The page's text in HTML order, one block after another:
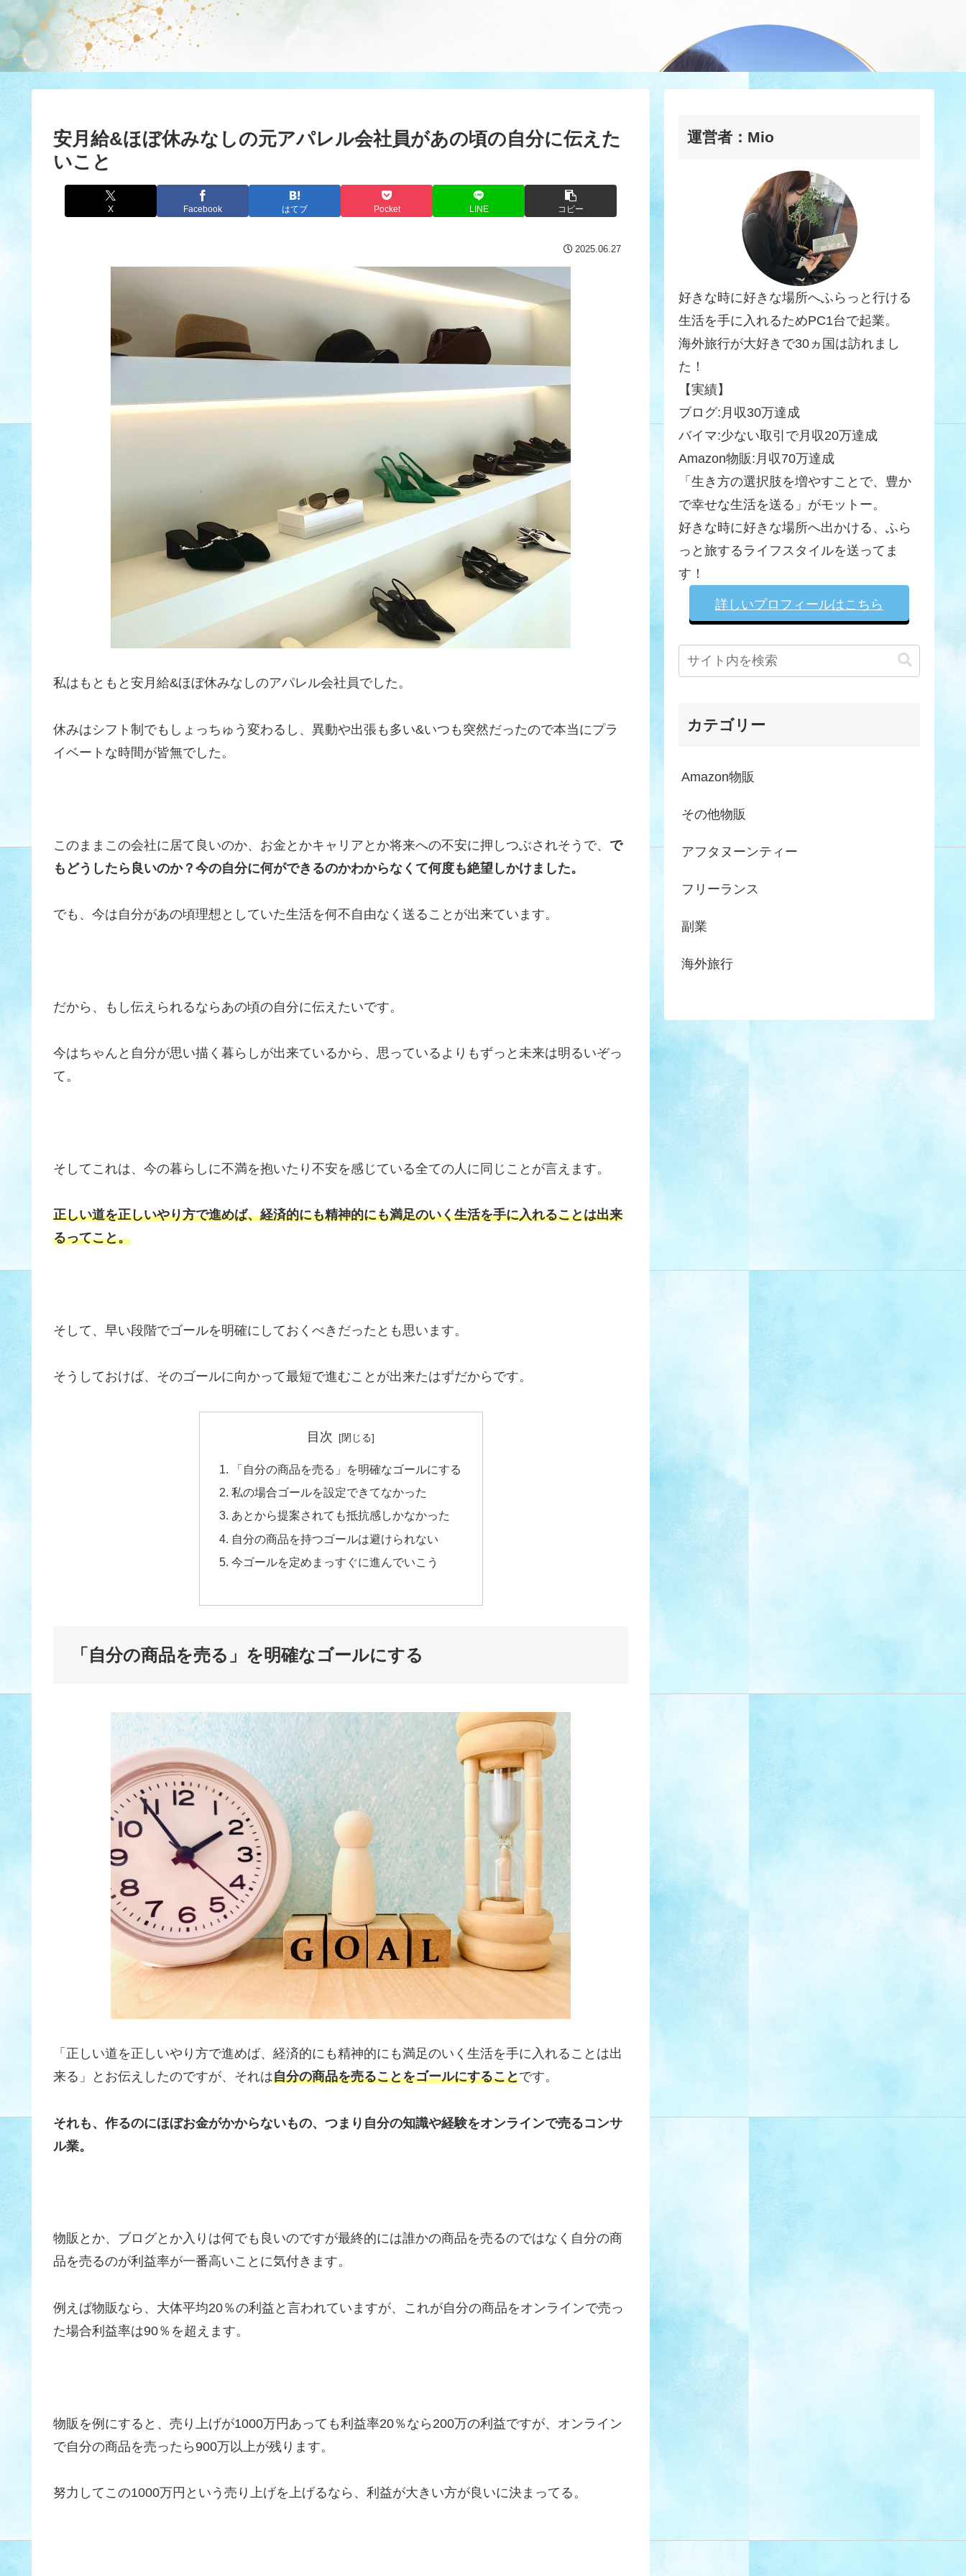
安月給&ほぼ休みなしの元アパレル会社員があの頃の自分に伝えた
いこと
X Facebook はてブ Pocket LINE コピー
2025.06.27
私はもともと安月給&ほぼ休みなしのアパレル会社員でした。
休みはシフト制でもしょっちゅう変わるし、異動や出張も多い&いつも突然だったので本当にプラ
イベートな時間が皆無でした。
このままこの会社に居て良いのか、お金とかキャリアとか将来への不安に押しつぶされそうで、 で
もどうしたら良いのか？今の自分に何ができるのかわからなくて何度も絶望しかけました。
でも、今は自分があの頃理想としていた生活を何不自由なく送ることが出来ています。
だから、もし伝えられるならあの頃の自分に伝えたいです。
今はちゃんと自分が思い描く暮らしが出来ているから、思っているよりもずっと未来は明るいぞっ
て。
そしてこれは、今の暮らしに不満を抱いたり不安を感じている全ての人に同じことが言えます。
正しい道を正しいやり方で進めば、経済的にも精神的にも満足のいく生活を手に入れることは出来
るってこと。
そして、早い段階でゴールを明確にしておくべきだったとも思います。
そうしておけば、そのゴールに向かって最短で進むことが出来たはずだからです。
目次
「自分の商品を売る」を明確なゴールにする
私の場合ゴールを設定できてなかった
あとから提案されても抵抗感しかなかった
自分の商品を持つゴールは避けられない
今ゴールを定めまっすぐに進んでいこう
「自分の商品を売る」を明確なゴールにする
「正しい道を正しいやり方で進めば、経済的にも精神的にも満足のいく生活を手に入れることは出
来る」とお伝えしたのですが、それは自分の商品を売ることをゴールにすることです。
それも、作るのにほぼお金がかからないもの、つまり自分の知識や経験をオンラインで売るコンサ
ル業。
物販とか、ブログとか入りは何でも良いのですが最終的には誰かの商品を売るのではなく自分の商
品を売るのが利益率が一番高いことに気付きます。
例えば物販なら、大体平均20％の利益と言われていますが、これが自分の商品をオンラインで売っ
た場合利益率は90％を超えます。
物販を例にすると、売り上げが1000万円あっても利益率20％なら200万の利益ですが、オンライン
で自分の商品を売ったら900万以上が残ります。
努力してこの1000万円という売り上げを上げるなら、利益が大きい方が良いに決まってる。
運営者：Mio
好きな時に好きな場所へふらっと行ける
生活を手に入れるためPC1台で起業。
海外旅行が大好きで30ヵ国は訪れまし
た！
【実績】
ブログ:月収30万達成
バイマ:少ない取引で月収20万達成
Amazon物販:月収70万達成
「生き方の選択肢を増やすことで、豊か
で幸せな生活を送る」がモットー。
好きな時に好きな場所へ出かける、ふら
っと旅するライフスタイルを送ってま
す！
詳しいプロフィールはこちら
カテゴリー
Amazon物販
その他物販
アフタヌーンティー
フリーランス
副業
海外旅行